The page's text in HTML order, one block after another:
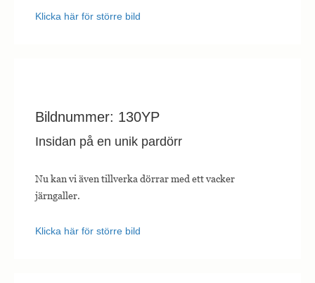
Klicka här för större bild
Bildnummer: 130YP
Insidan på en unik pardörr
Nu kan vi även tillverka dörrar med ett vacker
järngaller.
Klicka här för större bild